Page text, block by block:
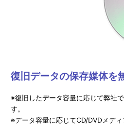
復旧データの保存媒体を
※復旧したデータ容量に応じて弊社
す。
※データ容量に応じてCD/DVDメデ